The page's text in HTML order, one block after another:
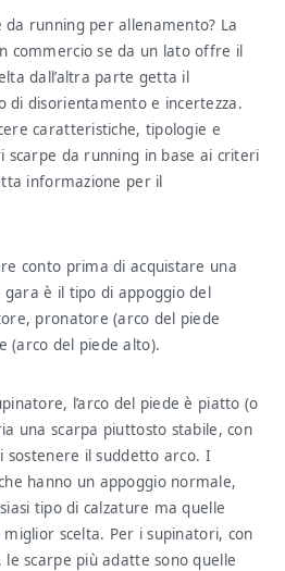
da running per allenamento? La
commercio se da un lato offre il
dall’altra parte getta il
di disorientamento e incertezza.
caratteristiche, tipologie e
scarpe da running in base ai criteri
informazione per il
conto prima di acquistare una
è il tipo di appoggio del
pronatore (arco del piede
(arco del piede alto).
l’arco del piede è piatto (o
una scarpa piuttosto stabile, con
sostenere il suddetto arco. I
hanno un appoggio normale,
tipo di calzature ma quelle
scelta. Per i supinatori, con
scarpe più adatte sono quelle